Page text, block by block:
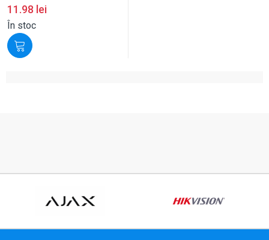
11.98 lei
În stoc